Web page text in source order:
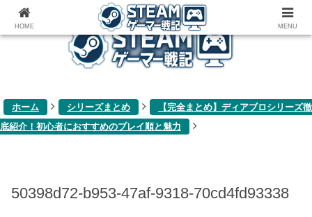
ゲーム関連雑記ブログ
ホーム シリーズまとめ
【完全まとめ】ディアブロシリーズ徹
底紹介！初心者におすすめのプレイ順と魅力
50398d72-b953-47af-9318-70cd4fd93338
HOME MENU